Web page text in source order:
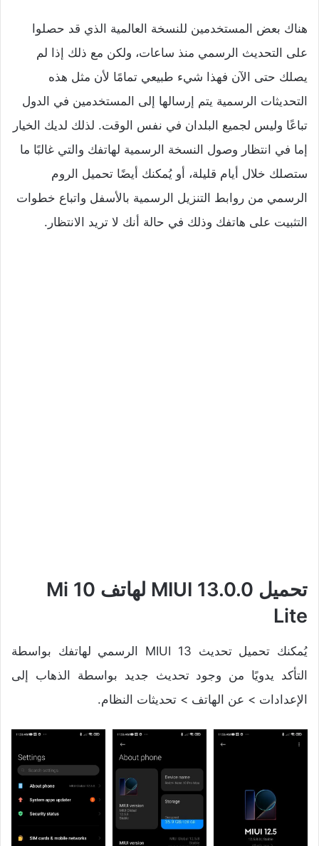
هناك بعض المستخدمين للنسخة العالمية الذي قد حصلوا
على التحديث الرسمي منذ ساعات، ولكن مع ذلك إذا لم
يصلك حتى الآن فهذا شيء طبيعي تمامًا لأن مثل هذه
التحديثات الرسمية يتم إرسالها إلى المستخدمين في الدول
تباعًا وليس لجميع البلدان في نفس الوقت. لذلك لديك الخيار
إما في انتظار وصول النسخة الرسمية لهاتفك والتي غالبًا ما
ستصلك خلال أيام قليلة، أو يُمكنك أيضًا تحميل الروم
الرسمي من روابط التنزيل الرسمية بالأسفل واتباع خطوات
التثبيت على هاتفك وذلك في حالة أنك لا تريد الانتظار.
تحميل MIUI 13.0.0 لهاتف Mi 10
Lite
يُمكنك تحميل تحديث MIUI 13 الرسمي لهاتفك بواسطة
التأكد يدويًا من وجود تحديث جديد بواسطة الذهاب إلى
الإعدادات > عن الهاتف > تحديثات النظام.